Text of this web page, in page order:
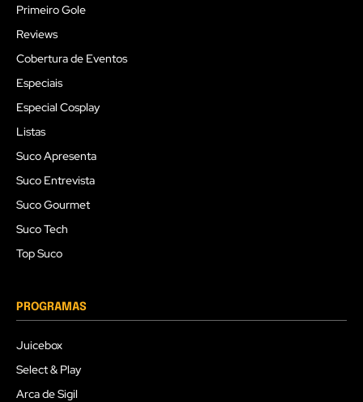
Primeiro Gole
Reviews
Cobertura de Eventos
Especiais
Especial Cosplay
Listas
Suco Apresenta
Suco Entrevista
Suco Gourmet
Suco Tech
Top Suco
PROGRAMAS
Juicebox
Select & Play
Arca de Sigil